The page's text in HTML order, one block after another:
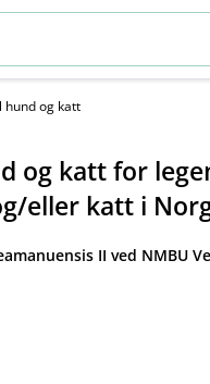
hund og katt
og katt for
​eller katt i
II ved NMBU